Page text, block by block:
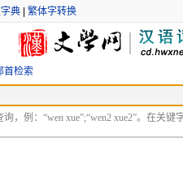
典| 繁体字转换
首检索
，例：“wen xue”;“wen2 xue2”。在关键